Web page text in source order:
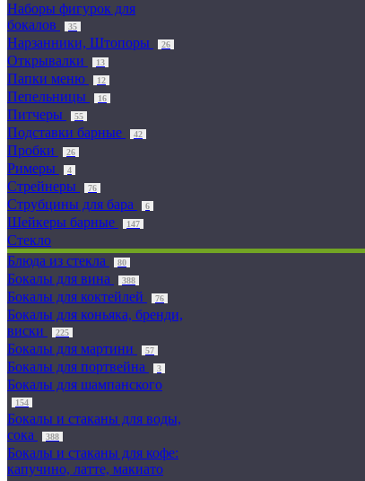
Наборы фигурок для
бокалов
35
Нарзанники, Штопоры 26
Открывалки 13
Папки меню 12
Пепельницы 16
Питчеры 55
Подставки барные 42
Пробки 26
Римеры 4
Стрейнеры 76
Струбцины для бара 6
Шейкеры барные 147
Стекло
Блюда из стекла
80
Бокалы для вина 388
Бокалы для коктейлей 76
Бокалы для коньяка, бренди,
виски
225
Бокалы для мартини 57
Бокалы для портвейна 3
Бокалы для шампанского
154
Бокалы и стаканы для воды,
сока
388
Бокалы и стаканы для кофе:
капучино, латте, макиато